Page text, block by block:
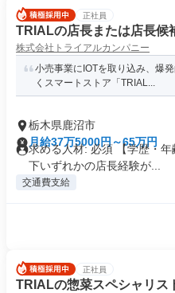
正社員
TRIALの店長または店長候
株式会社トライアルカンパニー
小売事業にIOTを取り込み、爆
くスマートストア「TRIAL...
栃木県鹿沼市
月給37万5000円～65万円
求める人材: 必須 【学歴・
下いずれかの店長経験が...
交通費支給
正社員
TRIALの惣菜スペシャリス